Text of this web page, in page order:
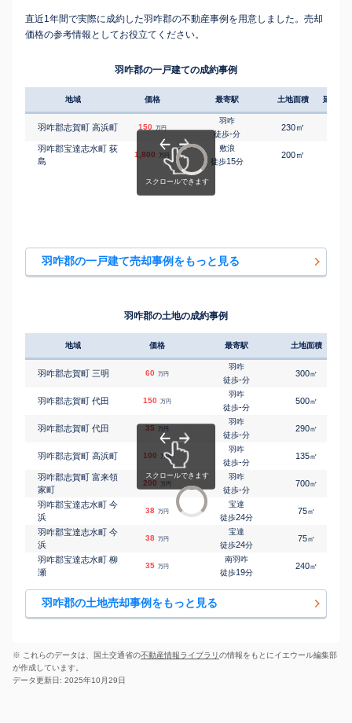
直近1年間で実際に成約した羽咋郡の不動産事例を用意しました。売却
価格の参考情報としてお役立てください。
羽咋郡の一戸建ての成約事例
地域 価格 最寄駅 土地面積 延床面
羽咋郡志賀町 高浜町 150 万円
羽咋
徒歩-分
230㎡
羽咋郡宝達志水町 荻
島
1,800 万円
敷浪
徒歩15分
200㎡
羽咋郡の一戸建て売却事例をもっと見る
羽咋郡の土地の成約事例
地域 価格 最寄駅 土地面積
羽咋郡志賀町 三明 60 万円
羽咋
徒歩-分
300㎡
羽咋郡志賀町 代田 150 万円
羽咋
徒歩-分
500㎡
羽咋郡志賀町 代田 35 万円
羽咋
徒歩-分
290㎡
羽咋郡志賀町 高浜町 100 万円
羽咋
徒歩-分
135㎡
羽咋郡志賀町 富来領
家町
200 万円
羽咋
徒歩-分
700㎡
羽咋郡宝達志水町 今
浜
38 万円
宝達
徒歩24分
75㎡
羽咋郡宝達志水町 今
浜
38 万円
宝達
徒歩24分
75㎡
羽咋郡宝達志水町 柳
瀬
35 万円
南羽咋
徒歩19分
240㎡
羽咋郡の土地売却事例をもっと見る
※ これらのデータは、国土交通省の不動産情報ライブラリの情報をもとにイエウール編集部
が作成しています。
データ更新日: 2025年10月29日